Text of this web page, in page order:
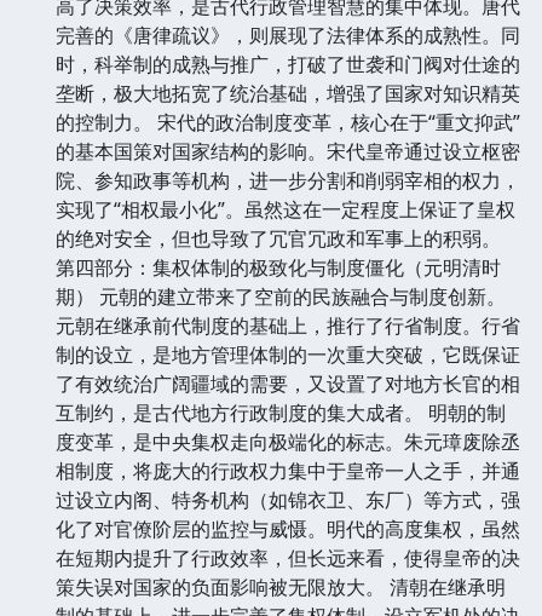
高了决策效率，是古代行政管理智慧的集中体现。唐代
完善的《唐律疏议》，则展现了法律体系的成熟性。同
时，科举制的成熟与推广，打破了世袭和门阀对仕途的
垄断，极大地拓宽了统治基础，增强了国家对知识精英
的控制力。 宋代的政治制度变革，核心在于“重文抑武”
的基本国策对国家结构的影响。宋代皇帝通过设立枢密
院、参知政事等机构，进一步分割和削弱宰相的权力，
实现了“相权最小化”。虽然这在一定程度上保证了皇权
的绝对安全，但也导致了冗官冗政和军事上的积弱。
第四部分：集权体制的极致化与制度僵化（元明清时
期） 元朝的建立带来了空前的民族融合与制度创新。
元朝在继承前代制度的基础上，推行了行省制度。行省
制的设立，是地方管理体制的一次重大突破，它既保证
了有效统治广阔疆域的需要，又设置了对地方长官的相
互制约，是古代地方行政制度的集大成者。 明朝的制
度变革，是中央集权走向极端化的标志。朱元璋废除丞
相制度，将庞大的行政权力集中于皇帝一人之手，并通
过设立内阁、特务机构（如锦衣卫、东厂）等方式，强
化了对官僚阶层的监控与威慑。明代的高度集权，虽然
在短期内提升了行政效率，但长远来看，使得皇帝的决
策失误对国家的负面影响被无限放大。 清朝在继承明